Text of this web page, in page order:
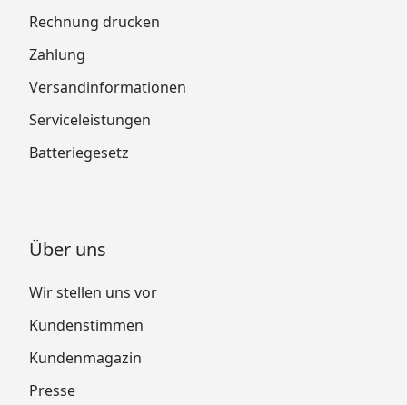
Rechnung drucken
Zahlung
Versandinformationen
Serviceleistungen
Batteriegesetz
Über uns
Wir stellen uns vor
Kundenstimmen
Kundenmagazin
Presse